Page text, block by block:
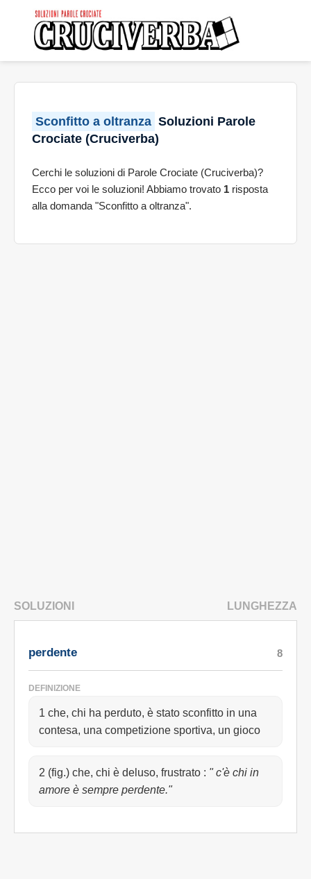
Sconfitto a oltranza Soluzioni Parole
Crociate (Cruciverba)
Cerchi le soluzioni di Parole Crociate (Cruciverba)?
Ecco per voi le soluzioni! Abbiamo trovato 1 risposta
alla domanda "Sconfitto a oltranza".
SOLUZIONI LUNGHEZZA
perdente
DEFINIZIONE
1 che, chi ha perduto, è stato sconfitto in una
contesa, una competizione sportiva, un gioco
2 (fig.) che, chi è deluso, frustrato : " c'è chi in
amore è sempre perdente."
8